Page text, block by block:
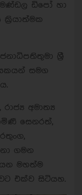
මණ්ඩල ඩිපෝ හා
ශ්‍රී
සමග
අමාත්‍ය
සෙනරත්,
ගමන
මහත්ම
එක්ව සිටියහ.